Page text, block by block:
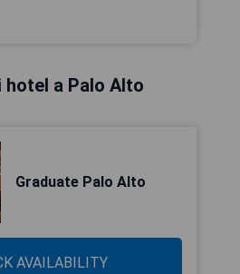
hotel a Palo Alto
Graduate Palo Alto
AVAILABILITY